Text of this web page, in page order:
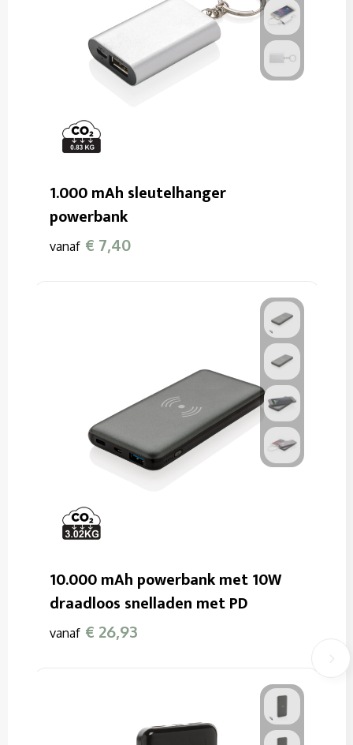
1.000 mAh sleutelhanger
powerbank
vanaf € 7,40
10.000 mAh powerbank met 10W
draadloos snelladen met PD
vanaf € 26,93